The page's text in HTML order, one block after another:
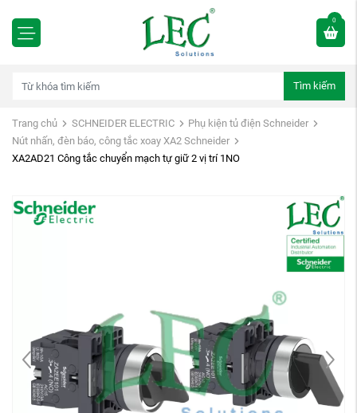
0
Tìm kiếm
Trang chủ SCHNEIDER ELECTRIC
Phụ kiện tủ điện Schneider
Nút nhấn, đèn báo, công tắc xoay XA2 Schneider
XA2AD21 Công tắc chuyển mạch tự giữ 2 vị trí 1NO